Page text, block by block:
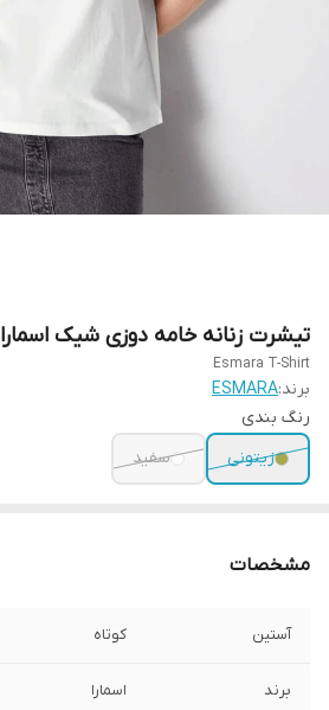
تیشرت زنانه خامه دوزی شیک اسمارا
Esmara T-Shirt
برند:ESMARA
رنگ بندی
زیتونی
سفید
مشخصات
آستین کوتاه
برند اسمارا